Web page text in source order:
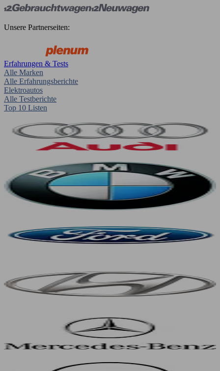
Unsere Partnerseiten:
Erfahrungen & Tests
Alle Marken
Alle Erfahrungsberichte
Elektroautos
Alle Testberichte
Top 10 Listen